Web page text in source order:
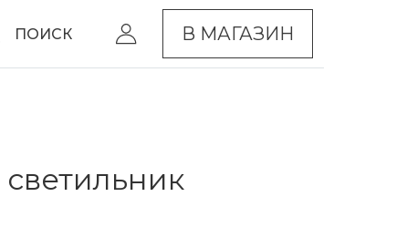
ПОИСК В МАГАЗИН